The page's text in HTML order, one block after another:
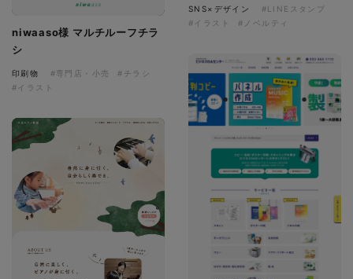
niwaaso様 マルチルーフチラ
シ
印刷物 #専門店・小売
#チラシ
#イラスト
SNS×デザイン
#LINEスタンプ
#イラスト
#ノベルティ